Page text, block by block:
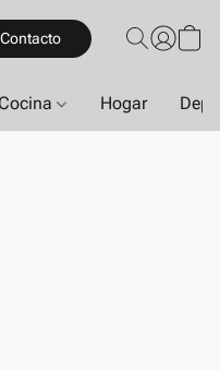
Contacto
Cocina Hogar